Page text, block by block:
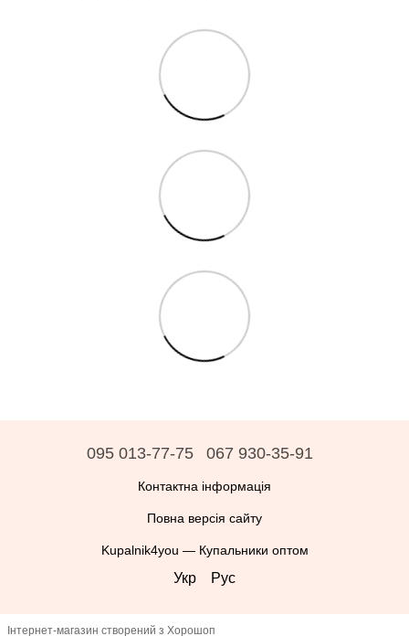
095 013-77-75 067 930-35-91
Контактна інформація
Повна версія сайту
Kupalnik4you — Купальники оптом
Укр Рус
Інтернет-магазин створений з Хорошоп